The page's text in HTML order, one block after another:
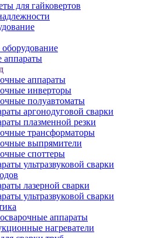
для гайковертов
аппараты
аппараты
инверторы
полуавтоматы
аргонодуговой сварки
плазменной резки
трансформаторы
выпрямители
споттеры
ультразвуковой сварки
лазерной сварки
ультразвуковой сварки
аппараты
нагреватели